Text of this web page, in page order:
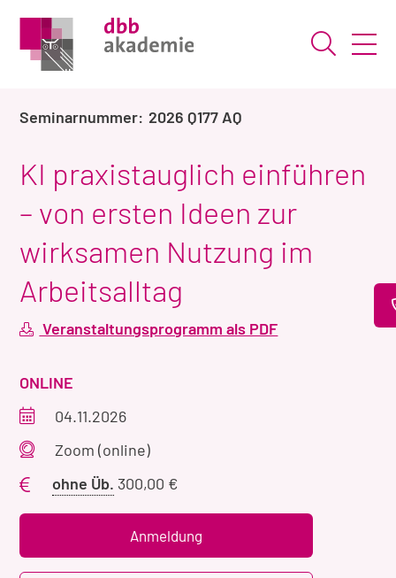
Suche
2026 Q177 AQ
KI praxistauglich einführen
– von ersten Ideen zur
wirksamen Nutzung im
Arbeitsalltag
Veranstaltungsprogramm als PDF
VERANSTALTUNGSART
ONLINE
Veranstaltungszeitraum
04.11.2026
Veranstaltungsort
Zoom (online)
ohne Üb. Preis
Übernachtung
300,00 €
Anmeldung